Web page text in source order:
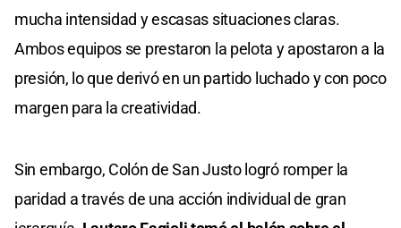
mucha intensidad y escasas situaciones claras.
Ambos equipos se prestaron la pelota y apostaron a la
presión, lo que derivó en un partido luchado y con poco
margen para la creatividad.
Sin embargo, Colón de San Justo logró romper la
paridad a través de una acción individual de gran